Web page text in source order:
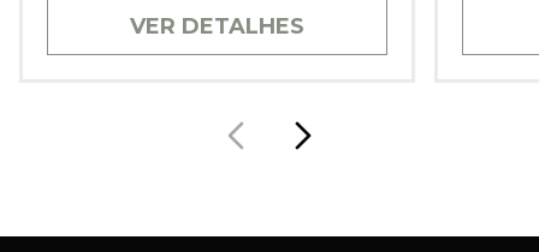
VER DETALHES